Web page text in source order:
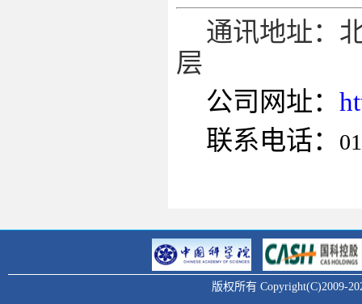
通讯地址：
层
公司网址：
联系电话：
版权所有 Copyright(C)2009-